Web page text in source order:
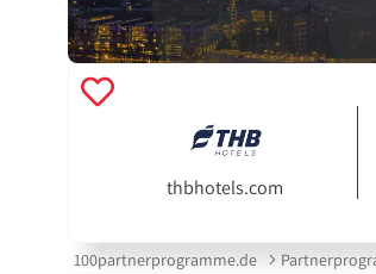
thbhotels.com
100partnerprogramme.de